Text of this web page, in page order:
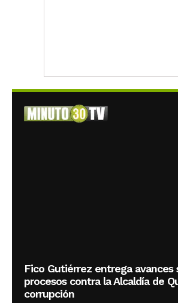
Fico Gutiérrez entrega avances
procesos contra la Alcaldía de
corrupción